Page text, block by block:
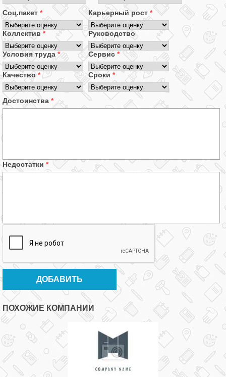
Соц.пакет * Карьерный рост *
Коллектив * Руководство
Условия труда * Сервис *
Качество * Сроки *
Достоинства *
Недостатки *
ПОХОЖИЕ КОМПАНИИ